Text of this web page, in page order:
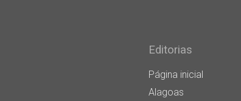
Editorias
Página inicial
Alagoas